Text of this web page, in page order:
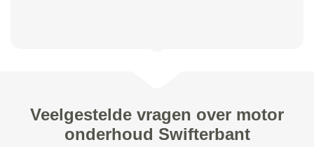
Veelgestelde vragen over motor
onderhoud Swifterbant